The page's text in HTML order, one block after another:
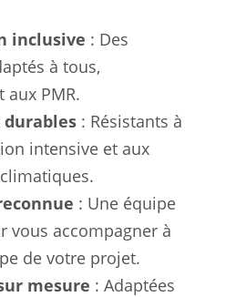
inclusive : Des
à tous,
PMR.
: Résistants à
intensive et aux
: Une équipe
vous accompagner à
de votre projet.
mesure : Adaptées